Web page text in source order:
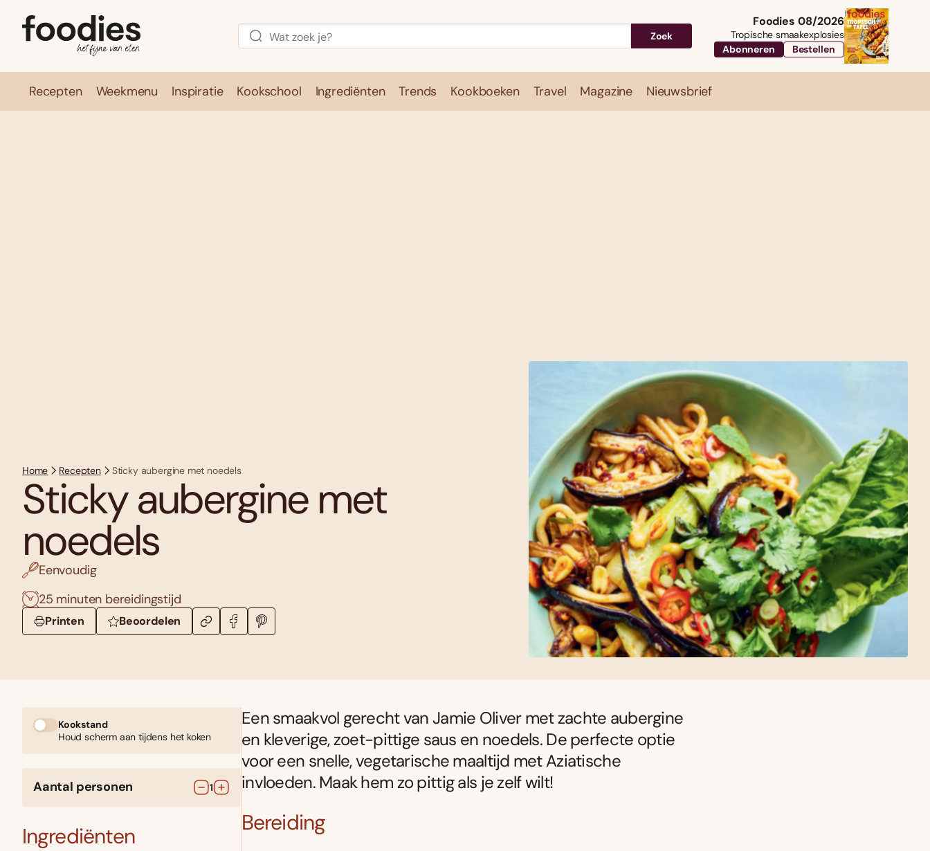
Zoek
Foodies 08/2026
Tropische smaakexplosies
Abonneren
Bestellen
Recepten Weekmenu Inspiratie Kookschool Ingrediënten Trends Kookboeken Travel Magazine Nieuwsbrief
Home Recepten Sticky aubergine met noedels
Sticky aubergine met
noedels
Eenvoudig
25 minuten bereidingstijd
Printen Beoordelen
Kookstand
Houd scherm aan tijdens het koken
Aantal personen 1
Ingrediënten
Een smaakvol gerecht van Jamie Oliver met zachte aubergine
en kleverige, zoet-pittige saus en noedels. De perfecte optie
voor een snelle, vegetarische maaltijd met Aziatische
invloeden. Maak hem zo pittig als je zelf wilt!
Bereiding